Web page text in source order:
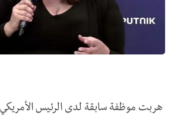
هربت موظفة سابقة لدى الرئيس